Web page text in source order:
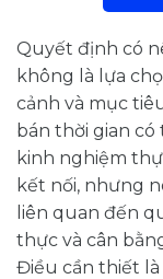
Quyết định có
không là lựa
cảnh và mục
bán thời gian có
kinh nghiệm
kết nối, nhưng
liên quan đến
thực và cân
Điều cần thiết là